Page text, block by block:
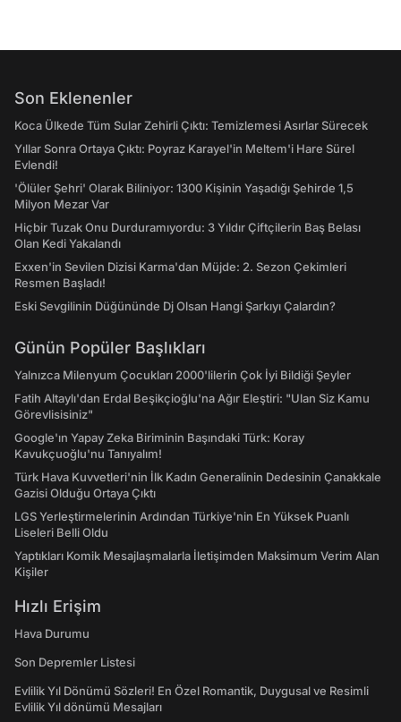
Son Eklenenler
Koca Ülkede Tüm Sular Zehirli Çıktı: Temizlemesi Asırlar Sürecek
Yıllar Sonra Ortaya Çıktı: Poyraz Karayel'in Meltem'i Hare Sürel
Evlendi!
'Ölüler Şehri' Olarak Biliniyor: 1300 Kişinin Yaşadığı Şehirde 1,5
Milyon Mezar Var
Hiçbir Tuzak Onu Durduramıyordu: 3 Yıldır Çiftçilerin Baş Belası
Olan Kedi Yakalandı
Exxen'in Sevilen Dizisi Karma'dan Müjde: 2. Sezon Çekimleri
Resmen Başladı!
Eski Sevgilinin Düğününde Dj Olsan Hangi Şarkıyı Çalardın?
Günün Popüler Başlıkları
Yalnızca Milenyum Çocukları 2000'lilerin Çok İyi Bildiği Şeyler
Fatih Altaylı'dan Erdal Beşikçioğlu'na Ağır Eleştiri: "Ulan Siz Kamu
Görevlisisiniz"
Google'ın Yapay Zeka Biriminin Başındaki Türk: Koray
Kavukçuoğlu'nu Tanıyalım!
Türk Hava Kuvvetleri'nin İlk Kadın Generalinin Dedesinin Çanakkale
Gazisi Olduğu Ortaya Çıktı
LGS Yerleştirmelerinin Ardından Türkiye'nin En Yüksek Puanlı
Liseleri Belli Oldu
Yaptıkları Komik Mesajlaşmalarla İletişimden Maksimum Verim Alan
Kişiler
Hızlı Erişim
Hava Durumu
Son Depremler Listesi
Evlilik Yıl Dönümü Sözleri! En Özel Romantik, Duygusal ve Resimli
Evlilik Yıl dönümü Mesajları